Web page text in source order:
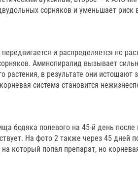
сорняков и уменьшает риск
и распределяется по
Аминопиралид вызывает
растения, в результате они истощают
система становится
бодяка полевого на 45-й день после
На фото 2 также через 45 дней
который попал препарат, но